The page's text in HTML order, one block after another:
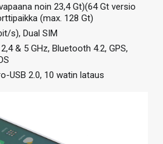
noin 23,4 Gt)(64 Gt versio
(max. 128 Gt)
s), Dual SIM
& 5 GHz, Bluetooth 4.2, GPS,
USB 2.0, 10 watin lataus